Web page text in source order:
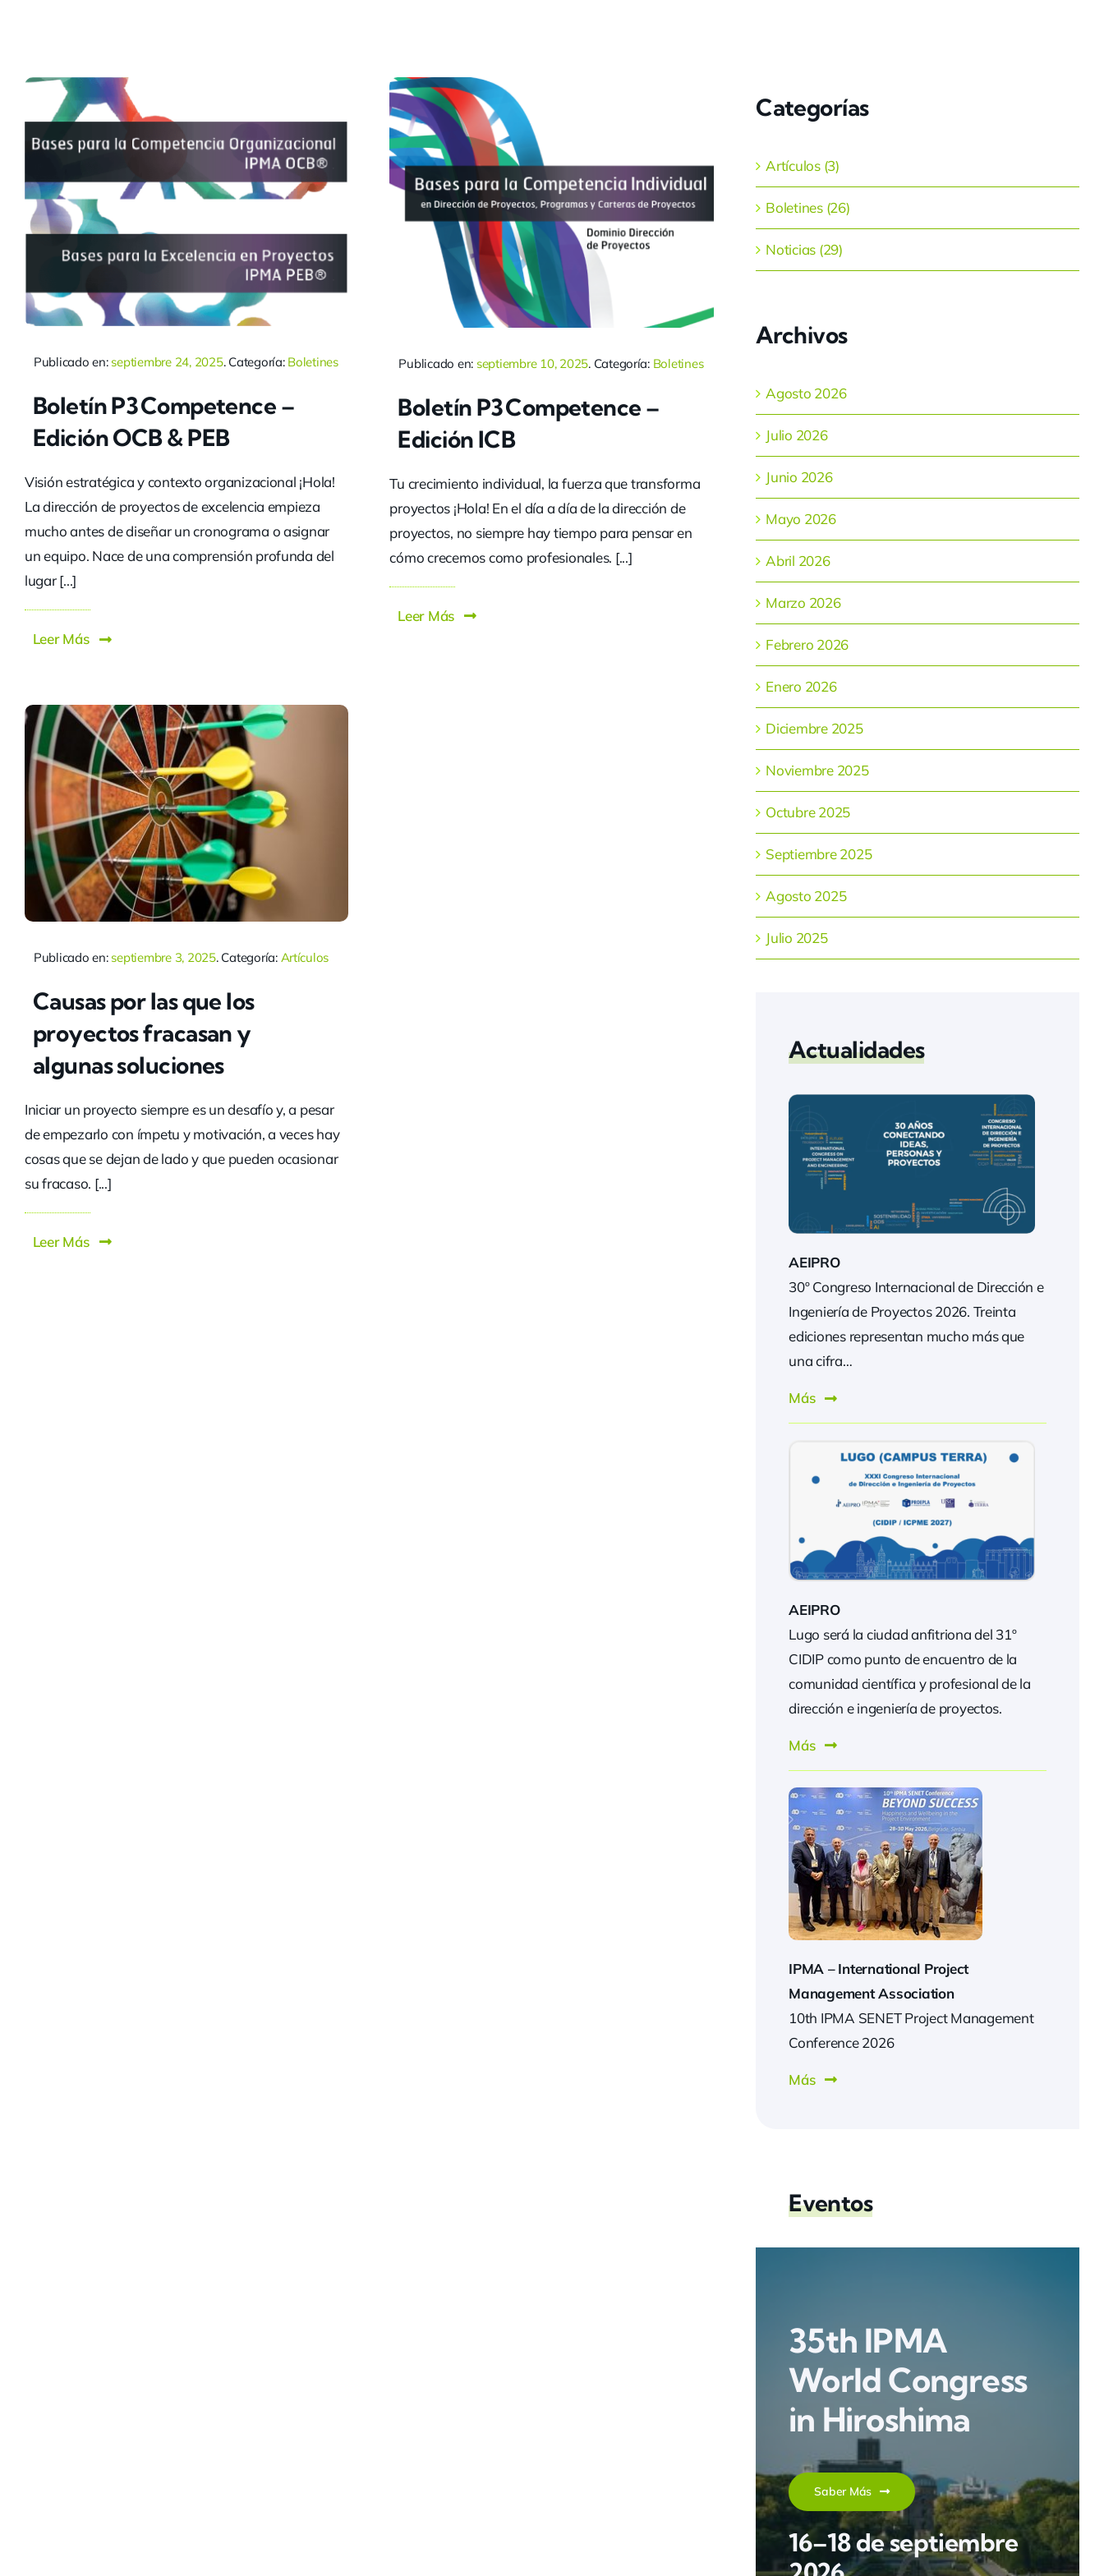
Publicado en: septiembre 24, 2025. Categoría: Boletines
Boletín P3 Competence –
Edición OCB & PEB
Visión estratégica y contexto organizacional ¡Hola!
La dirección de proyectos de excelencia empieza
mucho antes de diseñar un cronograma o asignar
un equipo. Nace de una comprensión profunda del
lugar [...]
Leer Más
Publicado en: septiembre 10, 2025. Categoría: Boletines
Boletín P3 Competence –
Edición ICB
Tu crecimiento individual, la fuerza que transforma
proyectos ¡Hola! En el día a día de la dirección de
proyectos, no siempre hay tiempo para pensar en
cómo crecemos como profesionales. [...]
Leer Más
Publicado en: septiembre 3, 2025. Categoría: Artículos
Causas por las que los
proyectos fracasan y
algunas soluciones
Iniciar un proyecto siempre es un desafío y, a pesar
de empezarlo con ímpetu y motivación, a veces hay
cosas que se dejan de lado y que pueden ocasionar
su fracaso. [...]
Leer Más
Categorías
Artículos (3)
Boletines (26)
Noticias (29)
Archivos
Agosto 2026
Julio 2026
Junio 2026
Mayo 2026
Abril 2026
Marzo 2026
Febrero 2026
Enero 2026
Diciembre 2025
Noviembre 2025
Octubre 2025
Septiembre 2025
Agosto 2025
Julio 2025
Actualidades
AEIPRO
30º Congreso Internacional de Dirección e
Ingeniería de Proyectos 2026. Treinta
ediciones representan mucho más que
una cifra…
Más
AEIPRO
Lugo será la ciudad anfitriona del 31º
CIDIP como punto de encuentro de la
comunidad científica y profesional de la
dirección e ingeniería de proyectos.
Más
IPMA – International Project
Management Association
10th IPMA SENET Project Management
Conference 2026
Más
Eventos
35th IPMA
World Congress
in Hiroshima
Saber Más
16–18 de septiembre